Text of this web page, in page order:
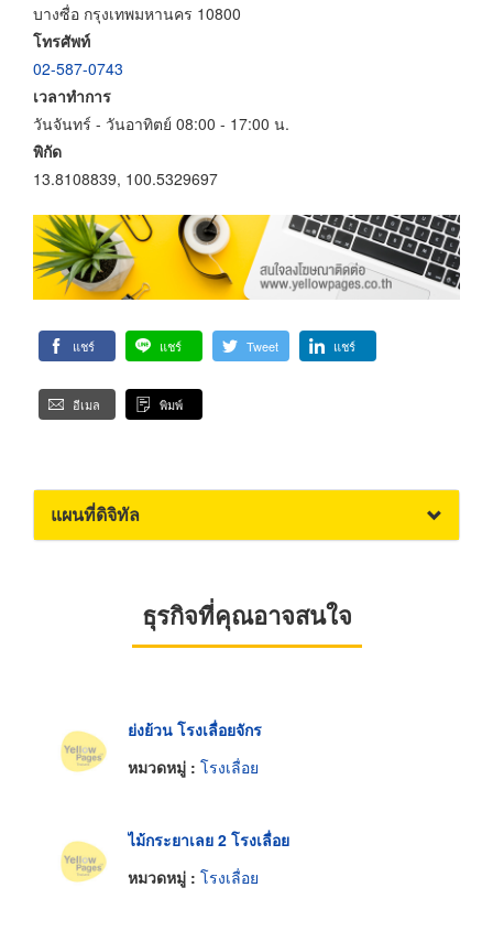
บางซื่อ กรุงเทพมหานคร 10800
โทรศัพท์
02-587-0743
เวลาทำการ
วันจันทร์ - วันอาทิตย์ 08:00 - 17:00 น.
พิกัด
13.8108839, 100.5329697
แชร์ แชร์ Tweet แชร์
อีเมล พิมพ์
แผนที่ดิจิทัล
ธุรกิจที่คุณอาจสนใจ
ย่งย้วน โรงเลื่อยจักร
หมวดหมู่ : โรงเลื่อย
ไม้กระยาเลย 2 โรงเลื่อย
หมวดหมู่ : โรงเลื่อย